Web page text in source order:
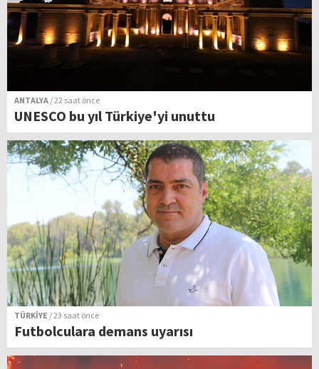
ANTALYA / 22 saat önce
UNESCO bu yıl Türkiye'yi unuttu
TÜRKİYE / 23 saat önce
Futbolculara demans uyarısı